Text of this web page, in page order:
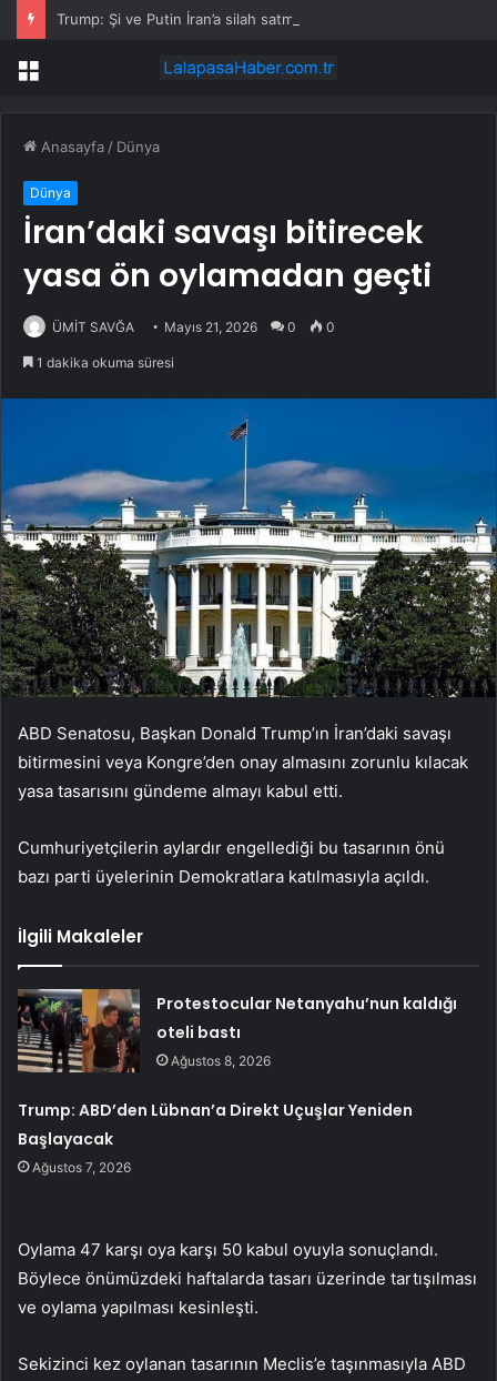
Trump: Şi ve Putin İran’a silah satmayacaklarını söyledi
Menü
Anasayfa / Dünya
Dünya
İran’daki savaşı bitirecek
yasa ön oylamadan geçti
ÜMİT SAVĞA Mayıs 21, 2026 0 0
1 dakika okuma süresi
ABD Senatosu, Başkan Donald Trump’ın İran’daki savaşı
bitirmesini veya Kongre’den onay almasını zorunlu kılacak
yasa tasarısını gündeme almayı kabul etti.
Cumhuriyetçilerin aylardır engellediği bu tasarının önü
bazı parti üyelerinin Demokratlara katılmasıyla açıldı.
İlgili Makaleler
Protestocular Netanyahu’nun kaldığı
oteli bastı
Ağustos 8, 2026
Trump: ABD’den Lübnan’a Direkt Uçuşlar Yeniden
Başlayacak
Ağustos 7, 2026
Oylama 47 karşı oya karşı 50 kabul oyuyla sonuçlandı.
Böylece önümüzdeki haftalarda tasarı üzerinde tartışılması
ve oylama yapılması kesinleşti.
Sekizinci kez oylanan tasarının Meclis’e taşınmasıyla ABD